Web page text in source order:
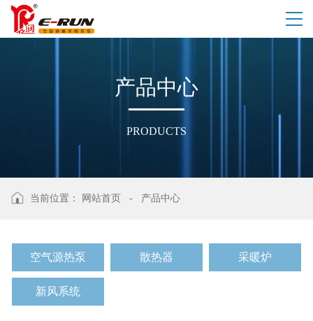
产品中心
PRODUCTS
当前位置： 网站首页 - 产品中心
空气源热泵 散热器 采暖炉
新风系统